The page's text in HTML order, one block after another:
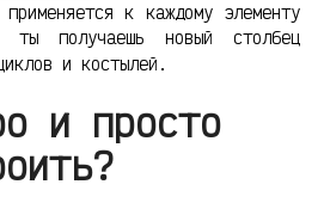
к каждому элементу
получаешь новый столбец
и костылей.
и просто